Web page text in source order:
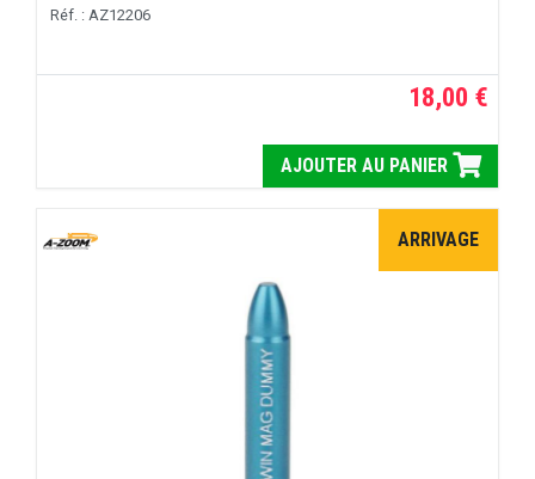
Réf. : AZ12206
18,00 €
AJOUTER AU PANIER
ARRIVAGE